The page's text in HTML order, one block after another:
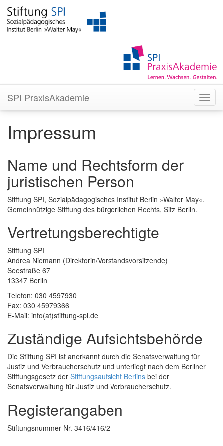
SPI PraxisAkademie
Impressum
Name und Rechtsform der
juristischen Person
Stiftung SPI, Sozialpädagogisches Institut Berlin »Walter May«.
Gemeinnützige Stiftung des bürgerlichen Rechts, Sitz Berlin.
Vertretungsberechtigte
Stiftung SPI
Andrea Niemann (Direktorin/Vorstandsvorsitzende)
Seestraße 67
13347 Berlin
Telefon: 030 4597930
Fax: 030 45979366
E-Mail: info(at)stiftung-spi.de
Zuständige Aufsichtsbehörde
Die Stiftung SPI ist anerkannt durch die Senatsverwaltung für
Justiz und Verbraucherschutz und unterliegt nach dem Berliner
Stiftungsgesetz der Stiftungsaufsicht Berlins bei der
Senatsverwaltung für Justiz und Verbraucherschutz.
Registerangaben
Stiftungsnummer Nr. 3416/416/2